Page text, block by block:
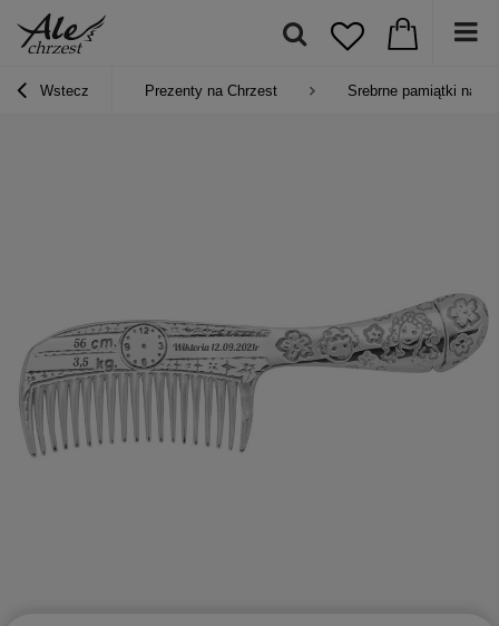
Wstecz Prezenty na Chrzest Srebrne pamiątki na